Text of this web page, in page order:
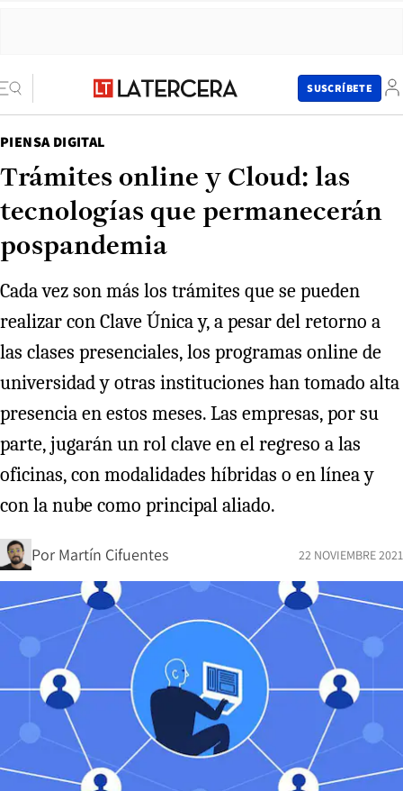
SUSCRÍBETE
PIENSA DIGITAL
Trámites online y Cloud: las
tecnologías que permanecerán
pospandemia
Cada vez son más los trámites que se pueden
realizar con Clave Única y, a pesar del retorno a
las clases presenciales, los programas online de
universidad y otras instituciones han tomado alta
presencia en estos meses. Las empresas, por su
parte, jugarán un rol clave en el regreso a las
oficinas, con modalidades híbridas o en línea y
con la nube como principal aliado.
Por Martín Cifuentes 22 NOVIEMBRE 2021